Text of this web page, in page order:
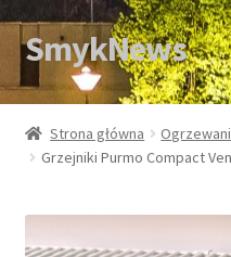
Przejdź
do
nawigacji
Przejdź
do
treści
SmykNews
Strona główna
Strona główna
Grzejniki Purmo Compact